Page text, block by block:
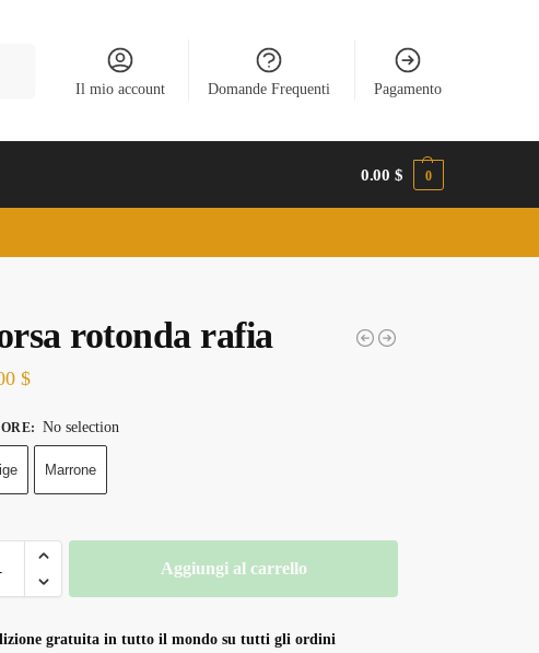
Il mio account Domande Frequenti Pagamento
0.00$ 0
rotonda rafia
$
: No selection
Marrone
Aggiungi al carrello
gratuita in tutto il mondo su tutti gli ordini